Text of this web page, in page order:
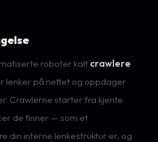
roboter kalt crawlere
lenker på nettet og oppdager
Crawlerne starter fra kjente
de finner — som et
din interne lenkestruktur er, og